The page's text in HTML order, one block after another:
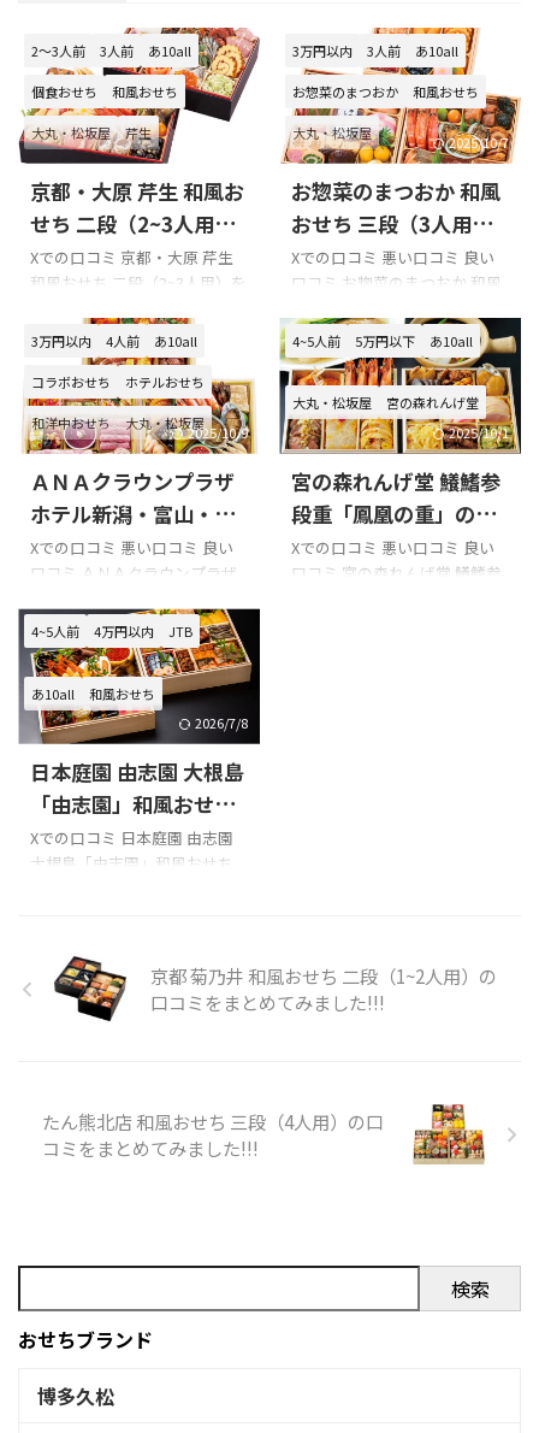
2～3人前 3人前 あ10all
個食おせち 和風おせち
大丸・松坂屋 芹生
京都・大原 芹生 和風お
せち 二段（2~3人用）
の口コミをまとめてみ
ました!!!
Xでの口コミ 京都・大原 芹生
和風おせち 二段（2~3人用）を
「大原 芹生」のXでの口コミ
今年のおせち。京都大原の芹
生のやつらしいなかなか美味
しい#おせち#京都#芹生#美味
しい#もう食べてる#ハイボー
ルのつまみ#ローストビーフも
あるよ
pic.twitter.com/i0NXxgqoDa—
December 31, 2023 今年は自
福袋(12345円)を買って ...
3万円以内 3人前 あ10all
お惣菜のまつおか 和風おせち
大丸・松坂屋 2025/10/7
お惣菜のまつおか 和風
おせち 三段（3人用）
の口コミをまとめてみ
ました!!!
Xでの口コミ 悪い口コミ 良い
口コミ お惣菜のまつおか 和風
際の参考に是非どうぞ!!! 「お惣
菜のまつおか 和風おせち 三段
（3人用）」のXでの口コミ 今
日のおつまみは伊勢丹デパ地
下、「お惣菜のまつおか」さ
ん。
鶏のほうれん草入り八
幡巻
手羽先でもって始めま
す
#家呑み #晩酌#ツイッタ
pic.twitter.com/xf9zD8gcpN—
3万円以内 4人前 あ10all
コラボおせち ホテルおせち
和洋中おせち 大丸・松坂屋2025/10/9
ＡＮＡクラウンプラザ
ホテル新潟・富山・福
岡 錦彩の口コミをまと
めてみました!!!
Xでの口コミ 悪い口コミ 良い
口コミ ＡＮＡクラウンプラザ
を購入の際の参考に是非どう
ぞ!!! ＡＮＡクラウンプラザホテ
ル新潟・富山・福岡 錦彩のXで
の口コミ ＡＮＡクラウンプラ
ザホテル富山おせちのポスト
↓↓↓ 早速恒例の新年早々の
宴にする。今回は年男であっ
た事なので思い切って高島屋経
富山のおせちを取り寄せた。
4~5人前 5万円以下 あ10all
大丸・松坂屋
宮の森れんげ堂
2025/10/1
宮の森れんげ堂 鱶鰭参
段重「鳳凰の重」の口
コミをまとめてみまし
た!!!
Xでの口コミ 悪い口コミ 良い
口コミ 宮の森れんげ堂 鱶鰭参
4~5人前 4万円以内 JTB
あ10all
和風おせち
2026/7/8
日本庭園 由志園 大根島
「由志園」和風おせち
料理の口コミをまとめ
てみました!!!
Xでの口コミ 日本庭園 由志園
大根島「由志園」和風おせち
のXでの口コミ 今年もおせちは
由志園です。「どれを食べよう
かな？」
2018 今年のおせちは由志園か
らお取り寄せしました
大晦
京都 菊乃井 和風おせち 二段（1~2人用）の
口コミをまとめてみました!!!
たん熊北店 和風おせち 三段（4人用）の口
コミをまとめてみました!!!
検索
おせちブランド
博多久松